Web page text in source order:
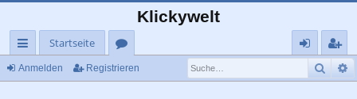
Klickywelt
ch
Startseite
or
eg
Anmelden Registrieren